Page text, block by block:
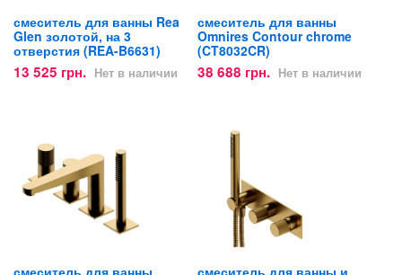
смеситель для ванны Rea
Glen золотой, на 3
отверстия (REA-B6631)
13 525 грн. Нет в наличии
смеситель для ванны
Omnires Contour chrome
(CT8032CR)
38 688 грн. Нет в наличии